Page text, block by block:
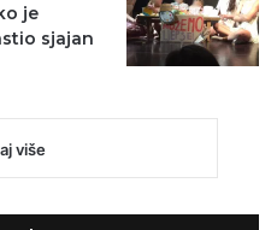
je
sjajan
više